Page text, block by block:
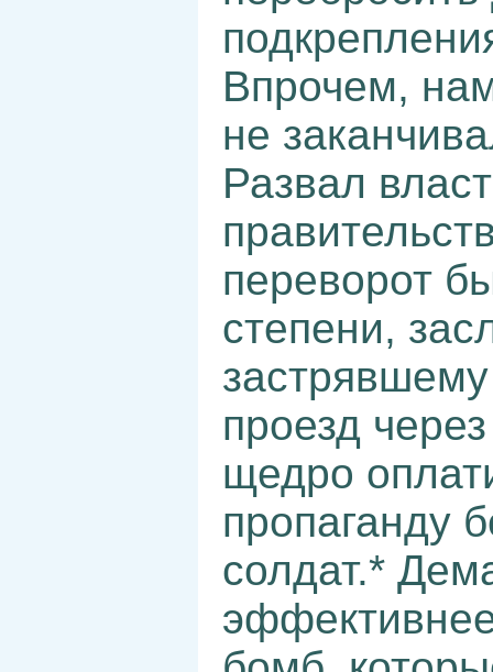
Впрочем,
не
Развал
переворот
степени,
проезд
щедро
пропаганду
солдат.*